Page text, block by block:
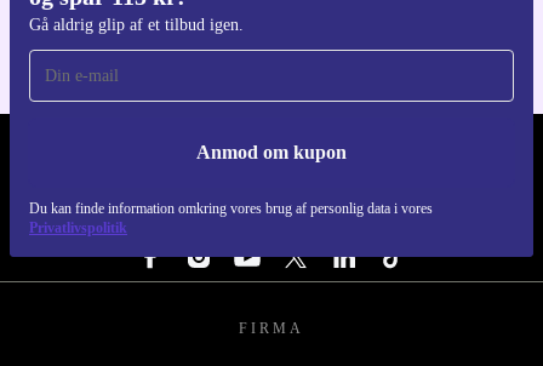
Gå aldrig glip af et tilbud igen.
Anmod om kupon
Du kan finde information omkring vores brug af personlig data i vores
Privatlivspolitik
REFURBED DANMARK - RETHINK NEW.
FØLG OS
FIRMA